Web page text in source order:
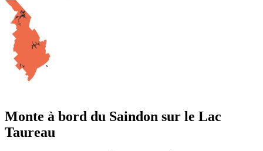
Monte à bord du Saindon sur le Lac
Taureau